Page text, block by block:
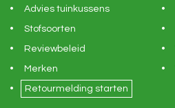
Advies tuinkussens
Stofsoorten
Reviewbeleid
Merken
Retourmelding starten